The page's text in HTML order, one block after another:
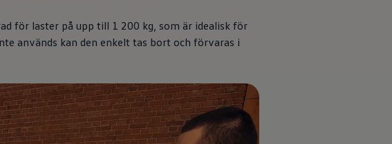
för laster på upp till 1 200 kg, som är idealisk för
används kan den enkelt tas bort och förvaras i